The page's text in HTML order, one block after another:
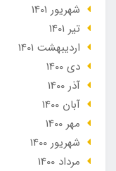
شهریور 1401
تير 1401
ارديبهشت 1401
دی 1400
آذر 1400
آبان 1400
مهر 1400
شهریور 1400
مرداد 1400